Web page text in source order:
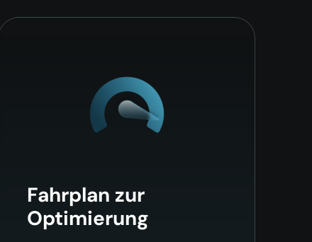
Fahrplan zur
Optimierung